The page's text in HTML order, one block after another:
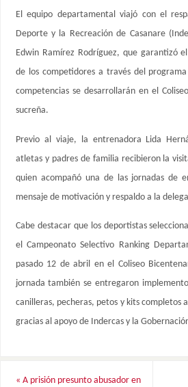
El equipo departamental viajó con el
Deporte y la Recreación de Casanare
Edwin Ramírez Rodríguez, que garantizó
de los competidores a través del
competencias se desarrollarán en el
sucreña.
Previo al viaje, la entrenadora Lida
atletas y padres de familia recibieron la
quien acompañó una de las jornadas de
mensaje de motivación y respaldo a la
Cabe destacar que los deportistas
el Campeonato Selectivo Ranking
pasado 12 de abril en el Coliseo
jornada también se entregaron
canilleras, pecheras, petos y kits completos
gracias al apoyo de Indercas y la
« A prisión presunto abusador en